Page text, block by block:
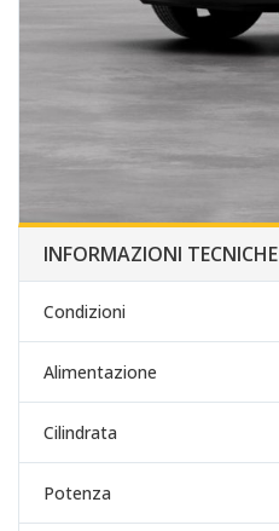
INFORMAZIONI TECNICHE
Condizioni
Alimentazione
Cilindrata
Potenza